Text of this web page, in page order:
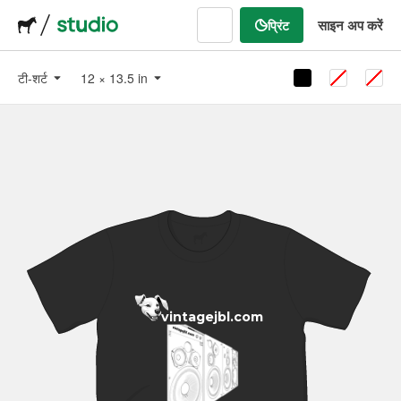
प्रिंट साइन अप करें
टी-शर्ट 12 × 13.5 in
vintagejbl.com